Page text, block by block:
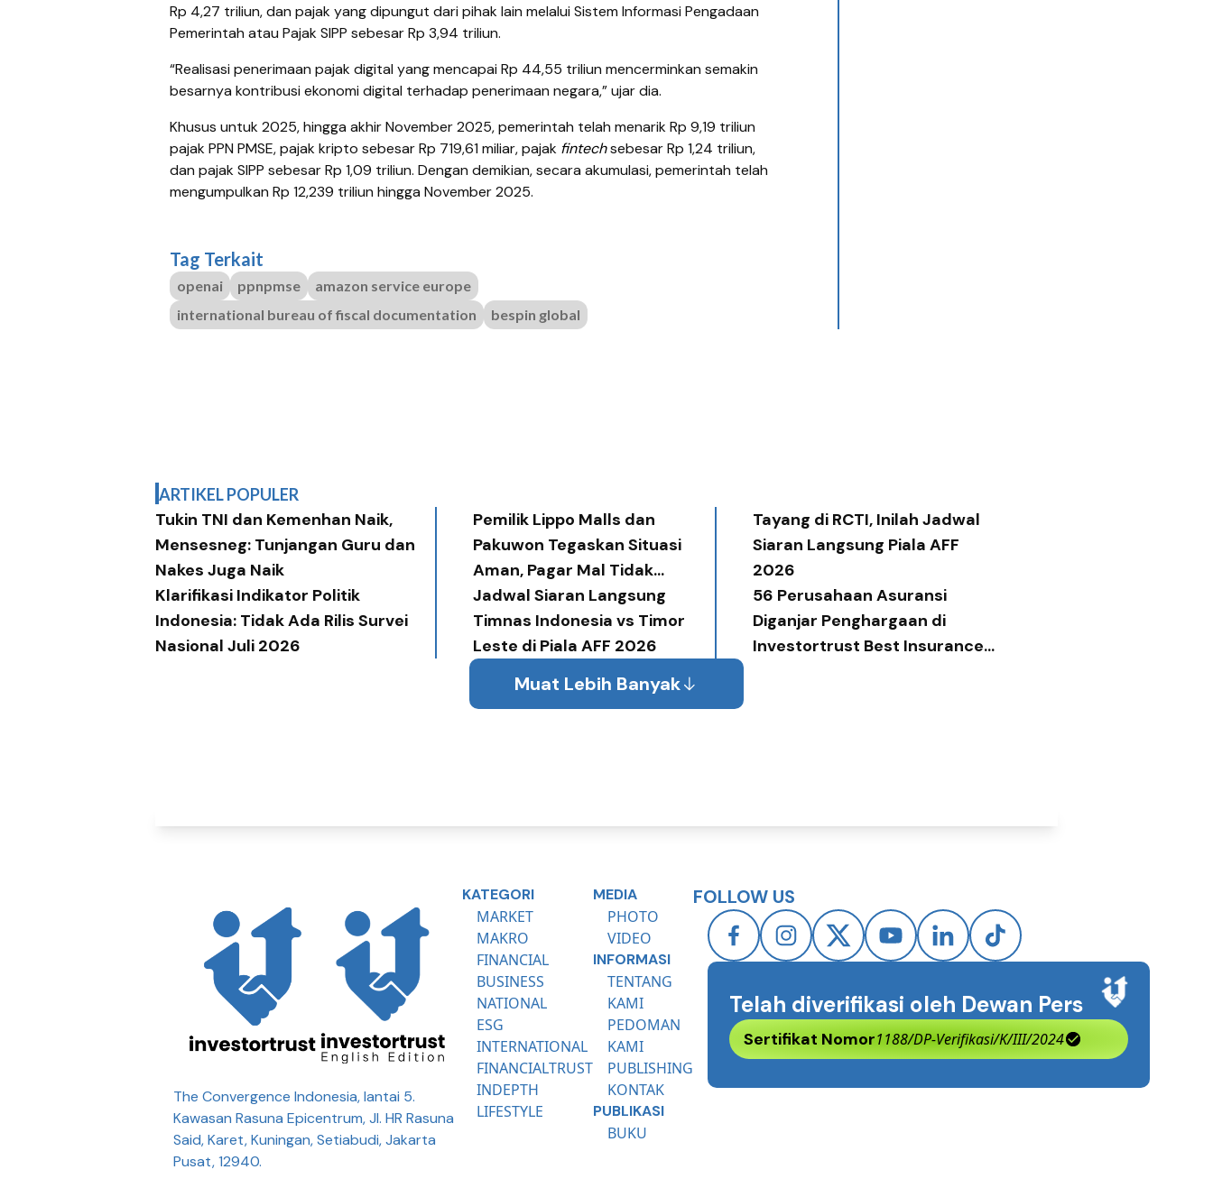
Rp 4,27 triliun, dan pajak yang dipungut dari pihak lain melalui Sistem Informasi Pengadaan
Pemerintah atau Pajak SIPP sebesar Rp 3,94 triliun.
“Realisasi penerimaan pajak digital yang mencapai Rp 44,55 triliun mencerminkan semakin
besarnya kontribusi ekonomi digital terhadap penerimaan negara,” ujar dia.
Khusus untuk 2025, hingga akhir November 2025, pemerintah telah menarik Rp 9,19 triliun
pajak PPN PMSE, pajak kripto sebesar Rp 719,61 miliar, pajak fintechsebesar Rp 1,24 triliun,
dan pajak SIPP sebesar Rp 1,09 triliun. Dengan demikian, secara akumulasi, pemerintah telah
mengumpulkan Rp 12,239 triliun hingga November 2025.
Tag Terkait
openai ppnpmse
amazon service europe
international bureau of fiscal documentation
bespin global
ARTIKEL POPULER
Tukin TNI dan Kemenhan Naik,
Mensesneg: Tunjangan Guru dan
Nakes Juga Naik
Pemilik Lippo Malls dan
Pakuwon Tegaskan Situasi
Aman, Pagar Mal Tidak
Diperlukan
Tayang di RCTI, Inilah Jadwal
Siaran Langsung Piala AFF
2026
Klarifikasi Indikator Politik
Indonesia: Tidak Ada Rilis Survei
Nasional Juli 2026
Jadwal Siaran Langsung
Timnas Indonesia vs Timor
Leste di Piala AFF 2026
56 Perusahaan Asuransi
Diganjar Penghargaan di
Investortrust Best Insurance
Muat Lebih Banyak
The Convergence Indonesia, lantai 5.
Kawasan Rasuna Epicentrum, Jl. HR Rasuna
Said, Karet, Kuningan, Setiabudi, Jakarta
Pusat, 12940.
KATEGORI
MARKET
MAKRO
FINANCIAL
BUSINESS
NATIONAL
ESG
INTERNATIONAL
FINANCIALTRUST
INDEPTH
LIFESTYLE
MEDIA
PHOTO
VIDEO
INFORMASI
TENTANG
KAMI
PEDOMAN
KAMI
PUBLISHING
KONTAK
PUBLIKASI
BUKU
FOLLOW US
Telah diverifikasi oleh Dewan Pers
Sertifikat Nomor1188/DP-Verifikasi/K/III/2024